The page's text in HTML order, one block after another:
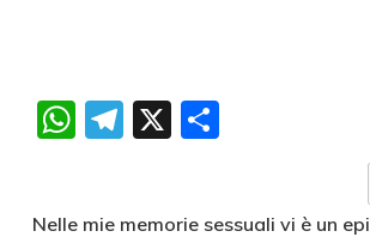
WhatsApp
Telegram
X Condividi
Nelle mie memorie sessuali vi è un